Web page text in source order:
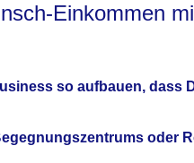
Einkommen
so aufbauen, dass
oder